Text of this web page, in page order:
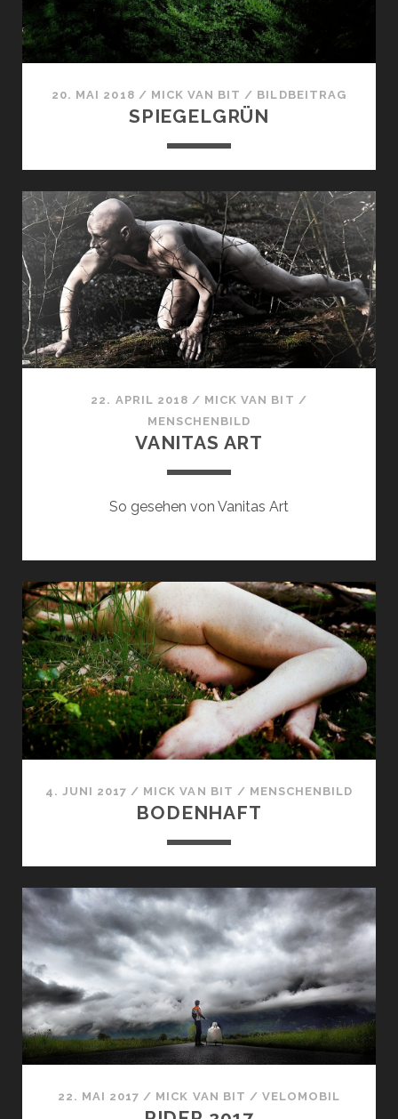
20. MAI 2018 / MICK VAN BIT / BILDBEITRAG
SPIEGELGRÜN
22. APRIL 2018 / MICK VAN BIT /
MENSCHENBILD
VANITAS ART
So gesehen von Vanitas Art
4. JUNI 2017 / MICK VAN BIT / MENSCHENBILD
BODENHAFT
22. MAI 2017 / MICK VAN BIT / VELOMOBIL